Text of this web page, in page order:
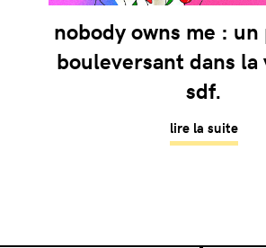
nobody owns me :
bouleversant dans
sdf.
lire la suite